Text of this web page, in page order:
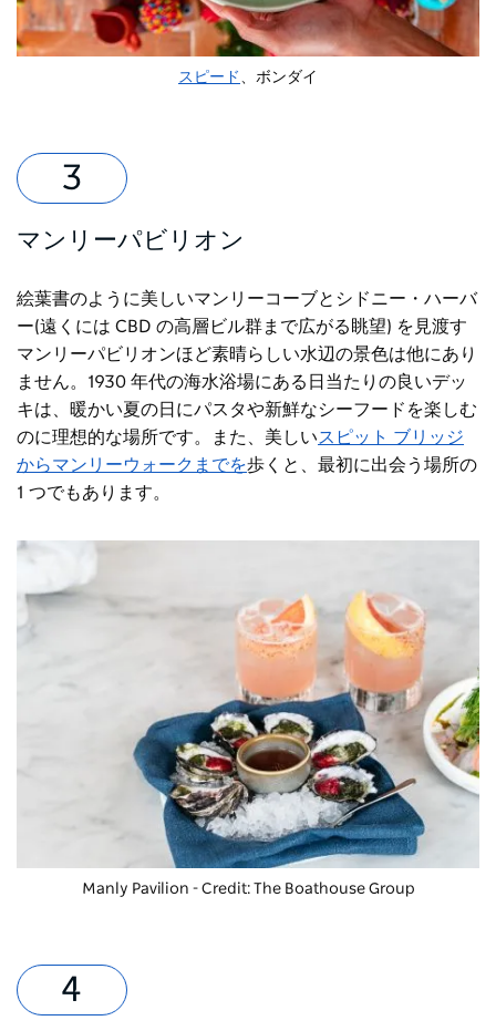
スピード 、ボンダイ
マンリーパビリオン
絵葉書のように美しいマンリーコーブとシドニー・ハーバ
ー(遠くには CBD の高層ビル群まで広がる眺望) を見渡す
マンリーパビリオンほど素晴らしい水辺の景色は他にあり
ません。1930 年代の海水浴場にある日当たりの良いデッ
キは、暖かい夏の日にパスタや新鮮なシーフードを楽しむ
のに理想的な場所です。また、美しいスピット ブリッジ
からマンリーウォークまでを歩くと、最初に出会う場所の
1 つでもあります。
Manly Pavilion - Credit: The Boathouse Group